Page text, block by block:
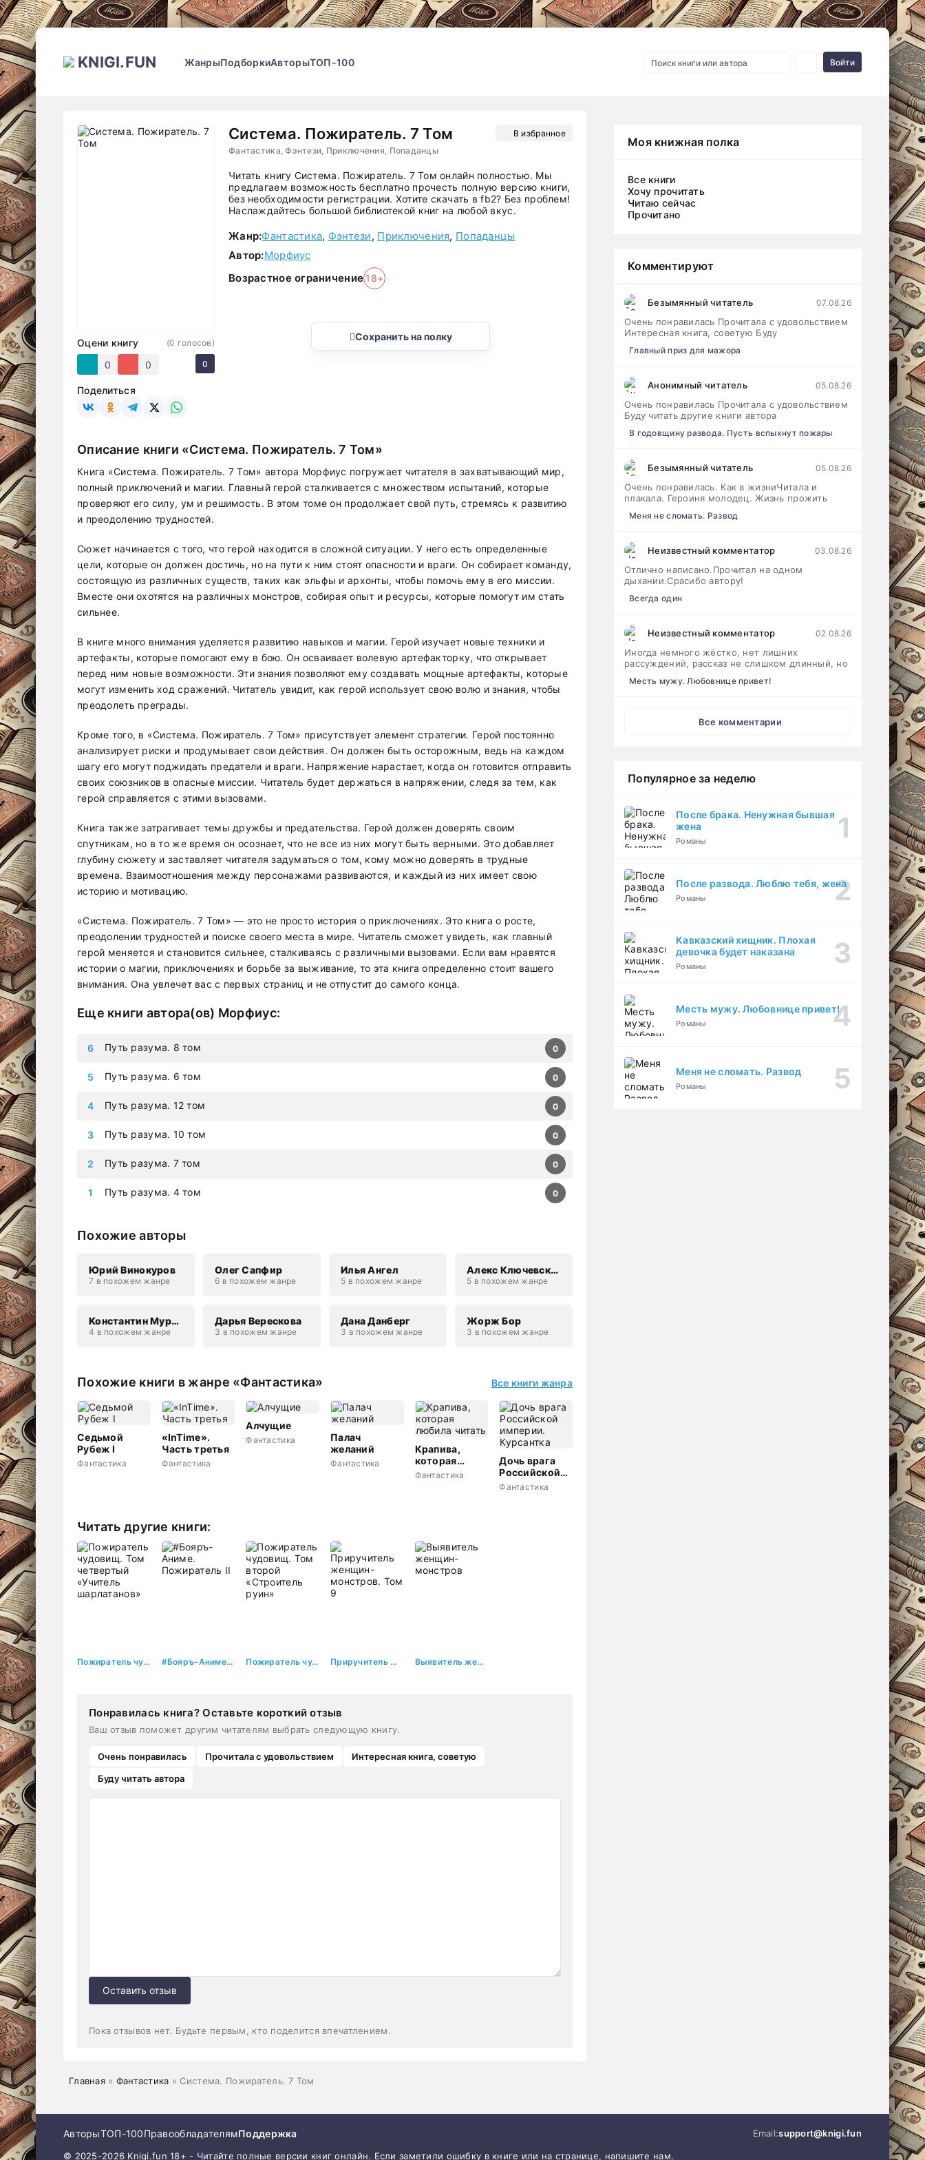
KNIGI.FUN ЖанрыПодборкиАвторыТОП-100 Войти
Система. Пожиратель. 7 Том
Фантастика, Фэнтези, Приключения, Попаданцы
В избранное
Оцени книгу
0
0
(0 голосов)
0
Поделиться
Читать книгу Система. Пожиратель. 7 Том онлайн полностью. Мы
предлагаем возможность бесплатно прочесть полную версию книги,
без необходимости регистрации. Хотите скачать в fb2? Без проблем!
Наслаждайтесь большой библиотекой книг на любой вкус.
Жанр:Фантастика, Фэнтези, Приключения, Попаданцы
Автор:Морфиус
Возрастное ограничение 18+
Сохранить на полку
Описание книги «Система. Пожиратель. 7 Том»
Книга «Система. Пожиратель. 7 Том» автора Морфиус погружает читателя в захватывающий мир,
полный приключений и магии. Главный герой сталкивается с множеством испытаний, которые
проверяют его силу, ум и решимость. В этом томе он продолжает свой путь, стремясь к развитию
и преодолению трудностей.
Сюжет начинается с того, что герой находится в сложной ситуации. У него есть определенные
цели, которые он должен достичь, но на пути к ним стоят опасности и враги. Он собирает команду,
состоящую из различных существ, таких как эльфы и архонты, чтобы помочь ему в его миссии.
Вместе они охотятся на различных монстров, собирая опыт и ресурсы, которые помогут им стать
сильнее.
В книге много внимания уделяется развитию навыков и магии. Герой изучает новые техники и
артефакты, которые помогают ему в бою. Он осваивает волевую артефакторку, что открывает
перед ним новые возможности. Эти знания позволяют ему создавать мощные артефакты, которые
могут изменить ход сражений. Читатель увидит, как герой использует свою волю и знания, чтобы
преодолеть преграды.
Кроме того, в «Система. Пожиратель. 7 Том» присутствует элемент стратегии. Герой постоянно
анализирует риски и продумывает свои действия. Он должен быть осторожным, ведь на каждом
шагу его могут поджидать предатели и враги. Напряжение нарастает, когда он готовится отправить
своих союзников в опасные миссии. Читатель будет держаться в напряжении, следя за тем, как
герой справляется с этими вызовами.
Книга также затрагивает темы дружбы и предательства. Герой должен доверять своим
спутникам, но в то же время он осознает, что не все из них могут быть верными. Это добавляет
глубину сюжету и заставляет читателя задуматься о том, кому можно доверять в трудные
времена. Взаимоотношения между персонажами развиваются, и каждый из них имеет свою
историю и мотивацию.
«Система. Пожиратель. 7 Том» — это не просто история о приключениях. Это книга о росте,
преодолении трудностей и поиске своего места в мире. Читатель сможет увидеть, как главный
герой меняется и становится сильнее, сталкиваясь с различными вызовами. Если вам нравятся
истории о магии, приключениях и борьбе за выживание, то эта книга определенно стоит вашего
внимания. Она увлечет вас с первых страниц и не отпустит до самого конца.
Еще книги автора(ов) Морфиус:
Путь разума. 4 том 0
Путь разума. 7 том 0
Путь разума. 10 том 0
Путь разума. 12 том 0
Путь разума. 6 том 0
Путь разума. 8 том 0
Похожие авторы
Юрий Винокуров
7 в похожем жанре
Олег Сапфир
6 в похожем жанре
Илья Ангел
5 в похожем жанре
Алекс Ключевской
5 в похожем жанре
Константин Муравьев
4 в похожем жанре
Дарья Верескова
3 в похожем жанре
Дана Данберг
3 в похожем жанре
Жорж Бор
3 в похожем жанре
Похожие книги в жанре «Фантастика» Все книги жанра
Седьмой
Рубеж I
Фантастика
«InTime».
Часть третья
Фантастика
Алчущие
Фантастика
Палач
желаний
Фантастика
Крапива,
которая
любила
Фантастика
Дочь врага
Российской
империи.
Фантастика
Читать другие книги:
Пожиратель чудовищ. Том четвертый «Учитель шарлатанов» #Бояръ-Аниме. Пожиратель II Пожиратель чудовищ. Том второй «Строитель руин» Приручитель женщин-монстров. Том 9 Выявитель женщин-монстров
Понравилась книга? Оставьте короткий отзыв
Ваш отзыв поможет другим читателям выбрать следующую книгу.
Очень понравилась Прочитала с удовольствием
Интересная книга, советую
Буду читать автора
Оставить отзыв
Пока отзывов нет. Будьте первым, кто поделится впечатлением.
Главная» Фантастика » Система. Пожиратель. 7 Том
Моя книжная полка
Все книги
Хочу прочитать
Читаю сейчас
Прочитано
Комментируют
Безымянный читатель 07.08.26
Очень понравилась Прочитала с удовольствием
Интересная книга, советую Буду
Главный приз для мажора
Анонимный читатель 05.08.26
Очень понравилась Прочитала с удовольствием
Буду читать другие книги автора
В годовщину развода. Пусть вспыхнут пожары
Безымянный читатель 05.08.26
Очень понравилась. Как в жизниЧитала и
плакала. Героиня молодец. Жизнь прожить
Меня не сломать. Развод
Неизвестный комментатор 03.08.26
Отлично написано.Прочитал на одном
дыхании.Срасибо автору!
Всегда один
Неизвестный комментатор 02.08.26
Иногда немного жёстко, нет лишних
рассуждений, рассказ не слишком длинный, но
Месть мужу. Любовнице привет!
Все комментарии
Популярное за неделю
После брака. Ненужная бывшая
жена
Романы
После развода. Люблю тебя, жена
Романы
Кавказский хищник. Плохая
девочка будет наказана
Романы
Месть мужу. Любовнице привет!
Романы
Меня не сломать. Развод
Романы
АвторыТОП-100ПравообладателямПоддержка Email:support@knigi.fun
© 2025-2026 Knigi.fun 18+ - Читайте полные версии книг онлайн. Если заметили ошибку в книге или на странице, напишите нам.